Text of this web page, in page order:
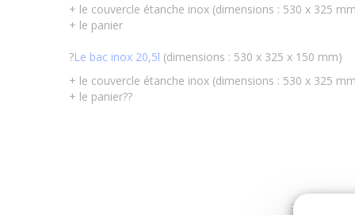
+ le couvercle étanche inox (dimensions : 530 x 325
+ le panier
?Le bac inox 20,5l (dimensions : 530 x 325 x 150 mm)
+ le couvercle étanche inox (dimensions : 530 x 325
+ le panier??